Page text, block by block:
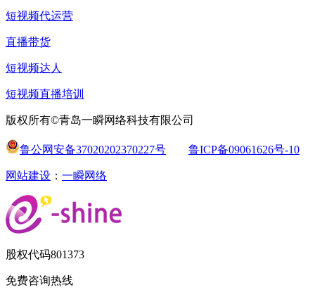
短视频代运营
直播带货
短视频达人
短视频直播培训
版权所有©青岛一瞬网络科技有限公司
鲁公网安备37020202370227号 鲁ICP备09061626号-10
网站建设 ： 一瞬网络
股权代码801373
免费咨询热线